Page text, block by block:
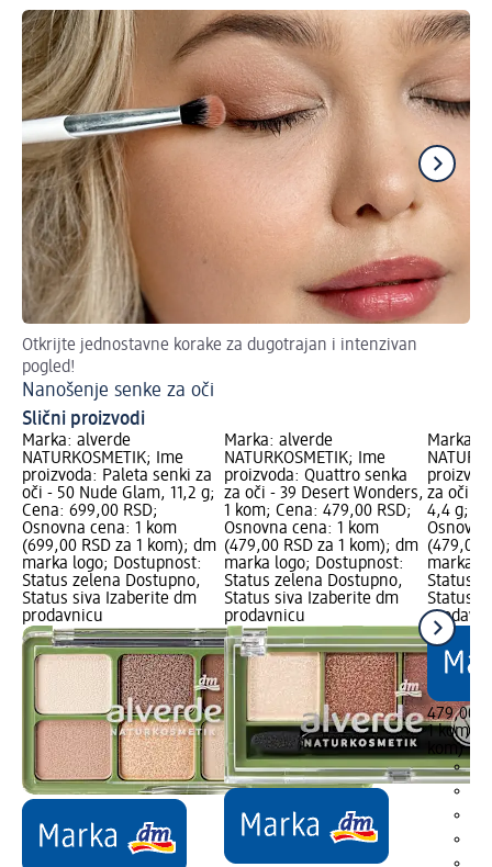
Otkrijte jednostavne korake za dugotrajan i intenzivan
pogled!
Nanošenje senke za oči
Slični proizvodi
Marka: alverde
NATURKOSMETIK; Ime
proizvoda: Paleta senki za
oči - 50 Nude Glam, 11,2 g;
Cena: 699,00 RSD;
Osnovna cena: 1 kom
(699,00 RSD za 1 kom); dm
marka logo; Dostupnost:
Status zelena Dostupno,
Status siva Izaberite dm
prodavnicu
Marka: alverde
NATURKOSMETIK; Ime
proizvoda: Quattro senka
za oči - 39 Desert Wonders,
1 kom; Cena: 479,00 RSD;
Osnovna cena: 1 kom
(479,00 RSD za 1 kom); dm
marka logo; Dostupnost:
Status zelena Dostupno,
Status siva Izaberite dm
prodavnicu
Marka:
za oči -
4,4 g;
(479,00
marka
Status
Status
479,00
1 kom
kom)